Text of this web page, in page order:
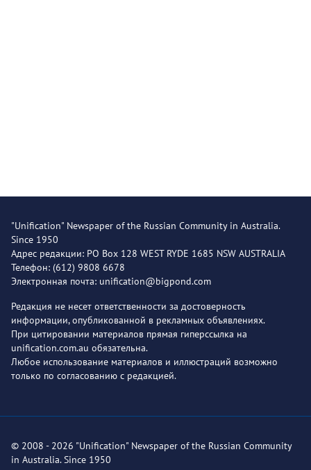
"Unification" Newspaper of the Russian Community in Australia.
Since 1950
Адрес редакции: PO Box 128 WEST RYDE 1685 NSW AUSTRALIA
Телефон: (612) 9808 6678
Электронная почта: unification@bigpond.com
Редакция не несет ответственности за достоверность
информации, опубликованной в рекламных объявлениях.
При цитировании материалов прямая гиперссылка на
unification.com.au обязательна.
Любое использование материалов и иллюстраций возможно
только по согласованию с редакцией.
© 2008 - 2026 "Unification" Newspaper of the Russian Community
in Australia. Since 1950